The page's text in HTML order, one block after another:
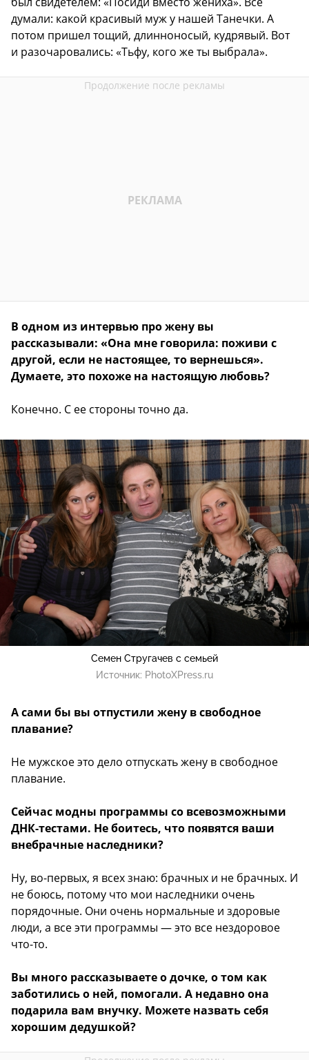
думали: какой красивый муж у нашей Танечки. А
потом пришел тощий, длинноносый, кудрявый. Вот
и разочаровались: «Тьфу, кого же ты выбрала».
В одном из интервью про жену вы
рассказывали: «Она мне говорила: поживи с
другой, если не настоящее, то вернешься».
Думаете, это похоже на настоящую любовь?
Конечно. С ее стороны точно да.
Семен Стругачев с семьей
Источник: PhotoXPress.ru
А сами бы вы отпустили жену в свободное
плавание?
Не мужское это дело отпускать жену в свободное
плавание.
Сейчас модны программы со всевозможными
ДНК-тестами. Не боитесь, что появятся ваши
внебрачные наследники?
Ну, во-первых, я всех знаю: брачных и не брачных. И
не боюсь, потому что мои наследники очень
порядочные. Они очень нормальные и здоровые
люди, а все эти программы — это все нездоровое
что-то.
Вы много рассказываете о дочке, о том как
заботились о ней, помогали. А недавно она
подарила вам внучку. Можете назвать себя
хорошим дедушкой?